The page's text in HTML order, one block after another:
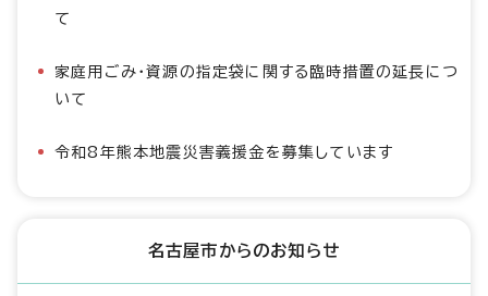
て
家庭用ごみ・資源の指定袋に関する臨時措置の延長につ
いて
令和8年熊本地震災害義援金を募集しています
名古屋市からのお知らせ